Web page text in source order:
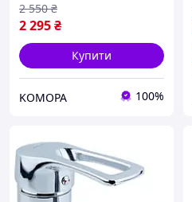
2 295₴
2 550 ₴
Купити
KOMOPA 100%